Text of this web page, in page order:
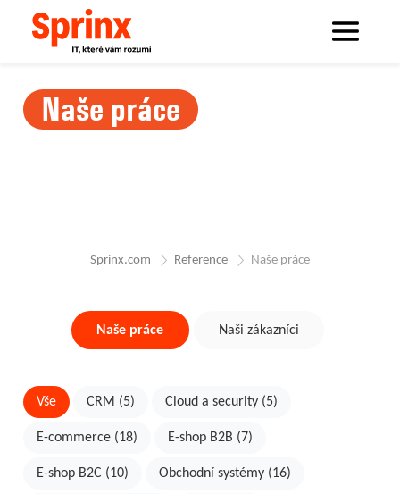
Naše práce
Sprinx.com Reference Naše práce
Naše práce Naši zákazníci
Vše CRM (5) Cloud a security (5)
E-commerce (18) E-shop B2B (7)
E-shop B2C (10) Obchodní systémy (16)